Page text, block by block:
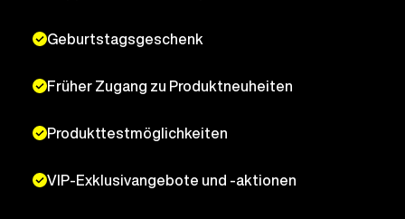
Geburtstagsgeschenk
Früher Zugang zu Produktneuheiten
Produkttestmöglichkeiten
VIP-Exklusivangebote und -aktionen